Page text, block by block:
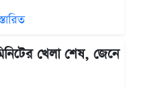
খেলা শেষ, জেনে